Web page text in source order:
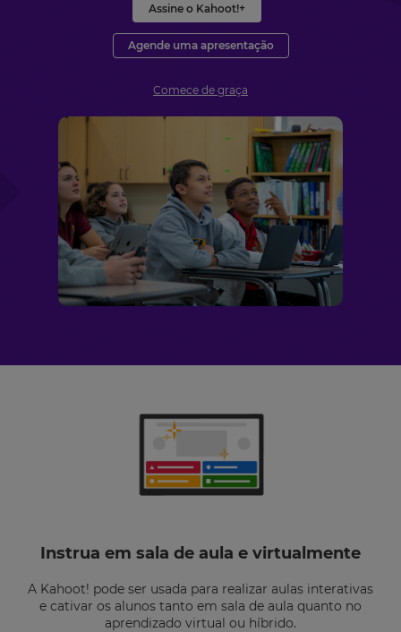
Assine o Kahoot!+
Agende uma apresentação
Comece de graça
Instrua em sala de aula e virtualmente
A Kahoot! pode ser usada para realizar aulas interativas
e cativar os alunos tanto em sala de aula quanto no
aprendizado virtual ou híbrido.